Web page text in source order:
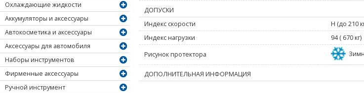
Охлаждающие жидкости
Аккумуляторы и аксессуары
Автокосметика и аксессуары
Аксессуары для автомобиля
Наборы инструментов
Фирменные аксессуары
Ручной инструмент
ДОПУСКИ
Индекс скорости
H (до 210
Индекс нагрузки
94 ( 670 кг)
Рисунок протектора
ДОПОЛНИТЕЛЬНАЯ ИНФОРМАЦИЯ